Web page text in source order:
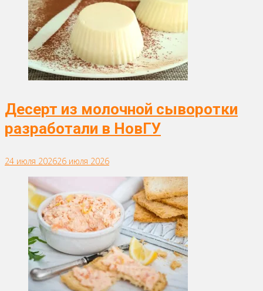
Десерт из молочной сыворотки
разработали в НовГУ
24 июля 202626 июля 2026